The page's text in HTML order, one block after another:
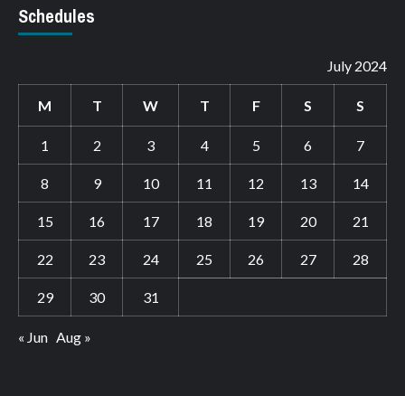
Schedules
July 2024
M T W T F S S
1 2 3 4 5 6 7
8 9 10 11 12 13 14
15 16 17 18 19 20 21
22 23 24 25 26 27 28
29 30 31
« Jun Aug »